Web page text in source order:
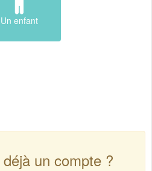
Un enfant
un compte ?